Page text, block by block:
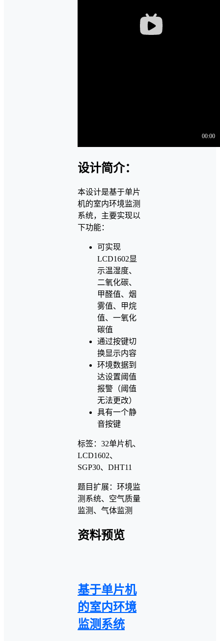
设计简介：
本设计是基于单片
机的室内环境监测
系统，主要实现以
下功能：
可实现
LCD1602显
示温湿度、
二氧化碳、
甲醛值、烟
雾值、甲烷
值、一氧化
碳值
通过按键切
换显示内容
环境数据到
达设置阈值
报警（阈值
无法更改）
具有一个静
音按键
标签：32单片机、
LCD1602、
SGP30、DHT11
题目扩展：环境监
测系统、空气质量
监测、气体监测
资料预览
基于单片机
的室内环境
监测系统